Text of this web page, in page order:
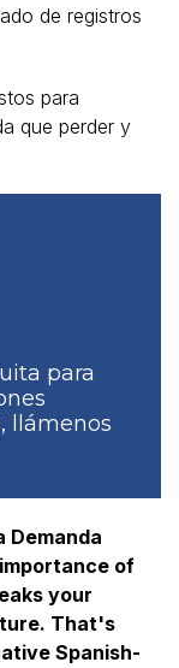
de registros
para
que perder y
para
llámenos
Demanda
of
your
That's
Spanish-